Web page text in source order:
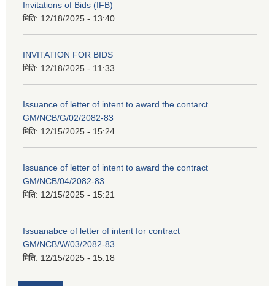
Invitations of Bids (IFB)
मिति: 12/18/2025 - 13:40
INVITATION FOR BIDS
मिति: 12/18/2025 - 11:33
Issuance of letter of intent to award the contarct
GM/NCB/G/02/2082-83
मिति: 12/15/2025 - 15:24
Issuance of letter of intent to award the contract
GM/NCB/04/2082-83
मिति: 12/15/2025 - 15:21
Issuanabce of letter of intent for contract
GM/NCB/W/03/2082-83
मिति: 12/15/2025 - 15:18